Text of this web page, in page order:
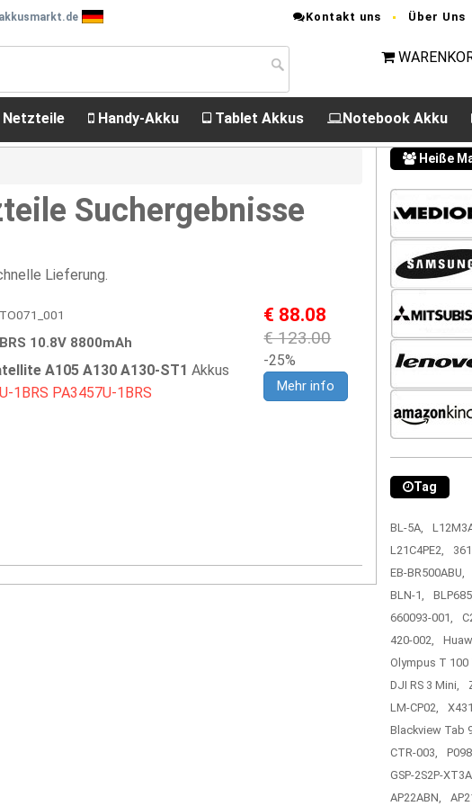
Kontakt uns Über Uns
Netzteile Handy-Akku Tablet Akkus Notebook Akku
Suchergebnisse
Lieferung.
10.8V 8800mAh
A105 A130 A130-ST1 Akkus
1BRS PA3457U-1BRS
€ 88.08
€ 123.00
-25%
Mehr info
Heiße
Tag
BL-5A,
L21C4PE2,
EB-BR500ABU,
BLN-1,
660093-001,
420-002,
Olympus T 100
DJI RS 3 Mini,
LM-CP02,
Blackview Tab
CTR-003,
GSP-2S2P-
AP22ABN,